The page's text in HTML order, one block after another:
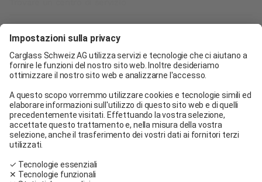
Carglass® Pratteln
Carglass® Berna
Carglass® Winterthur
Carglass® Oftringen
Carglass® Volketswil
Contatto
Carglass® vicino a me
Facebook
Youtube